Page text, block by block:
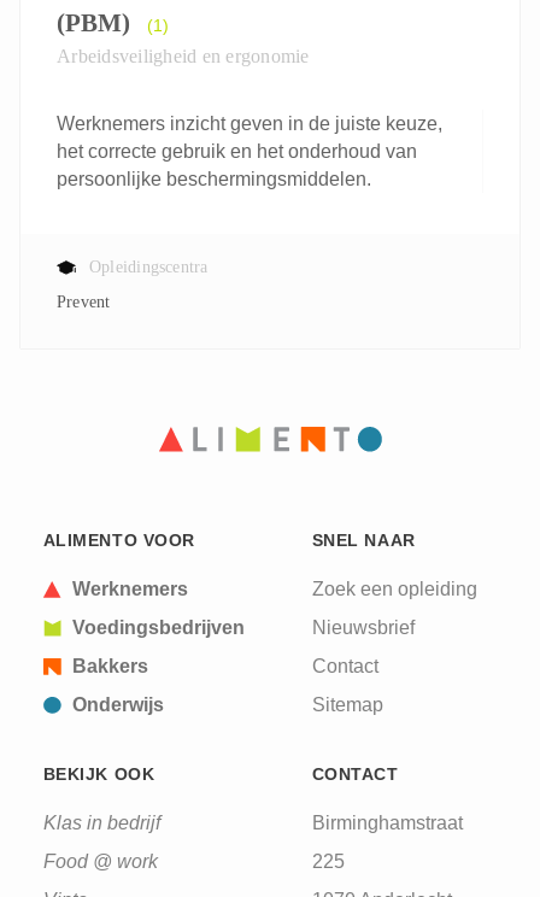
(PBM)
(1)
Arbeidsveiligheid en ergonomie
Werknemers inzicht geven in de juiste keuze,
het correcte gebruik en het onderhoud van
persoonlijke beschermingsmiddelen.
Opleidingscentra
Prevent
ALIMENTO VOOR
Werknemers
Voedingsbedrijven
Bakkers
Onderwijs
SNEL NAAR
Zoek een opleiding
Nieuwsbrief
Contact
Sitemap
BEKIJK OOK
Klas in bedrijf
Food @ work
CONTACT
Birminghamstraat
225